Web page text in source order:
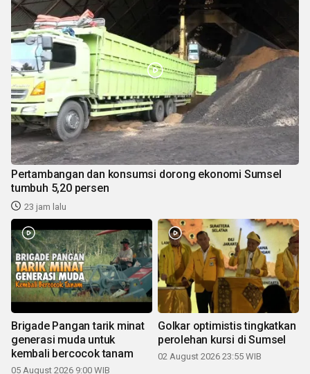
Pertambangan dan konsumsi dorong ekonomi Sumsel
tumbuh 5,20 persen
23 jam lalu
Brigade Pangan tarik minat
generasi muda untuk
kembali bercocok tanam
05 August 2026 9:00 WIB
Golkar optimistis tingkatkan
perolehan kursi di Sumsel
02 August 2026 23:55 WIB